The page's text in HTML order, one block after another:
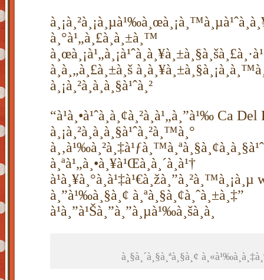
à¸°à¹„à¸£à¸à¸±à¸™
à¸à¸„à¸£à¸±à¸š
à¸¡à¸²à¸à¸à¸§à¹ˆà¸²
“à¹à¸•à¹ˆà¸­à¸¢à¸²à¸à¹„à¸”à¹‰ Ca
à¸¡à¸²à¸à¸à¸§à¹ˆà¸²à¸™à¸°
à¸ªà¹„à¸•à¸¥à¹Œà¸­à¸´à¸à¹†
à¸”à¹‰à¸§à¸¢ à¸ªà¸§à¸¢à¸ˆà¸±à¸‡”
à¹à¸”à¹Šà¸”à¸”à¸µà¹‰à¸šà¸­à¸
à¸§à¸´à¸§à¸ªà¸§à¸¢